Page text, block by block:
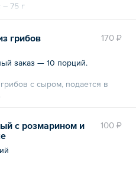
75 г
170 ₽
грибов
заказ — 10 порций.
с сыром, подается в
100 ₽
с розмарином и